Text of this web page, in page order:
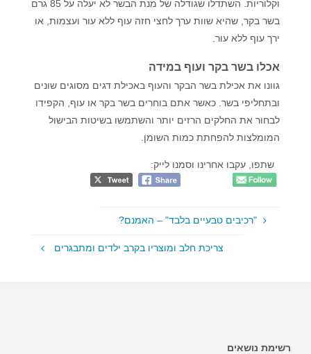
וקלוריות. השתדלו שגודלה של מנת הבשר לא יעלה על 85 גרם
בשר בקר, שהיא שוות ערך לחצי חזה עוף ללא עור ועצמות, או
ירך עוף ללא עור.
אכלו בשר בקר ועוף במידה
גוונו את אכילת בשר הבקר והעוף באכילת דגים מסוגים שונים
ובתחליפי בשר. כאשר אתם בוחרים בשר בקר או עוף, הקפידו
לבחור את החלקים הרזים יותר והשתמשו בשיטות הבישול
המומלצות להפחתת כמות השומן.
שתפו, עקבו אחרינו וסמנו לייק:
"רכיבים טבעיים בלבד" – האמנם?
צריכת חלב ומוצריו בקרב ילדים ומתבגרים
רשימת נושאים